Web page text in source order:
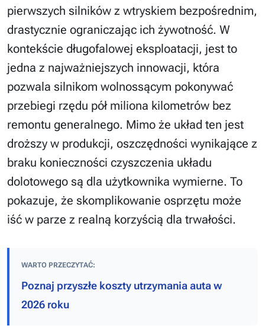
pierwszych silników z wtryskiem bezpośrednim,
drastycznie ograniczając ich żywotność. W
kontekście długofalowej eksploatacji, jest to
jedna z najważniejszych innowacji, która
pozwala silnikom wolnossącym pokonywać
przebiegi rzędu pół miliona kilometrów bez
remontu generalnego. Mimo że układ ten jest
droższy w produkcji, oszczędności wynikające z
braku konieczności czyszczenia układu
dolotowego są dla użytkownika wymierne. To
pokazuje, że skomplikowanie osprzętu może
iść w parze z realną korzyścią dla trwałości.
WARTO PRZECZYTAĆ:
Poznaj przyszłe koszty utrzymania auta w
2026 roku